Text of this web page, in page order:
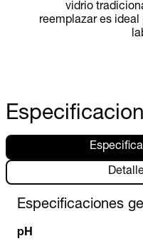
vidrio
reemplazar es ideal
Especificaciones
pH